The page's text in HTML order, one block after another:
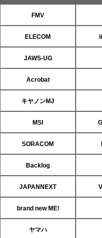
FMV
ELECOM
JAWS-UG
Acrobat
キヤノンMJ
MSI
SORACOM
Backlog
JAPANNEXT
brand new ME!
ヤマハ